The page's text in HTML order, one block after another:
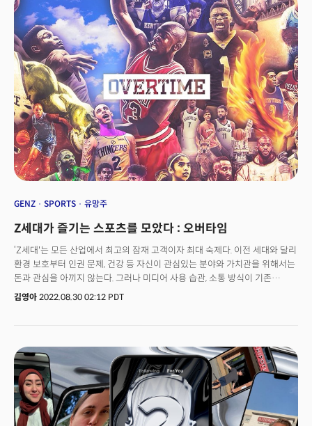
뭔가가 필요한 순간에 완벽하게 찾아온 걸 의미한다. 에이전시를 대신해
브랜드와 크리에이터가 서로를 찾을 수 있게 도와주는 디지털 마켓플레이스
클러치(Clutch)를 소개한다.
GENZ SPORTS 유망주
Z세대가 즐기는 스포츠를 모았다 : 오버타임
‘Z세대'는 모든 산업에서 최고의 잠재 고객이자 최대 숙제다. 이전 세대와 달리
환경 보호부터 인권 문제, 건강 등 자신이 관심있는 분야와 가치관을 위해서는
돈과 관심을 아끼지 않는다. 그러나 미디어 사용 습관, 소통 방식이 기존
세대와 달라 예측하기 어려운 소비자이기도 하다.이러한 Z세대의 성향을
김영아 2022.08.30 02:12 PDT